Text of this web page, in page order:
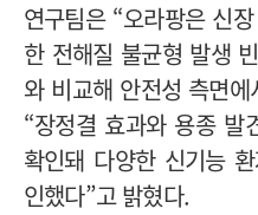
연구팀은 “오라팡은 신
한 전해질 불균형 발생
와 비교해 안전성 측면
“장정결 효과와 용종 발
확인돼 다양한 신기능
인했다”고 밝혔다.